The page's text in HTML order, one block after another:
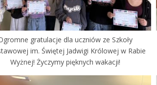
gratulacje dla uczniów ze Szkoły
im. Świętej Jadwigi Królowej w Rabie
Wyżnej! Życzymy pięknych wakacji!